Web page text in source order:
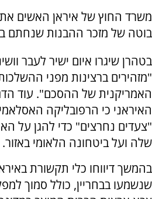
משרד החוץ של איראן האשים
בוטה של מזכר ההבנות שנחתם
בטהרן שיגרו איום ישיר לעבר
"מזהירים ברצינות מפני
האמריקנית של ההסכם". עוד
האיראני כי הרפובליקה
"צעדים נחרצים" כדי להגן על
שלה ועל ביטחונה הלאומי באזור.
בהמשך דיווחו כלי תקשורת
שנשמעו בבחריין, כולל סמוך